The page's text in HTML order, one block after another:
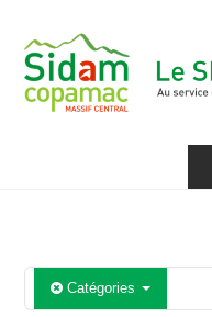
content
Catégories